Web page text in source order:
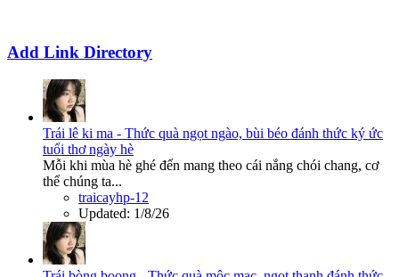
Add Link Directory
Trái lê ki ma - Thức quà ngọt ngào, bùi béo đánh thức ký ức
tuổi thơ ngày hè
Mỗi khi mùa hè ghé đến mang theo cái nắng chói chang, cơ
thể chúng ta...
traicayhp-12
Updated: 1/8/26